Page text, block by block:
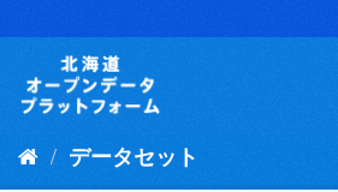
キ
データセット